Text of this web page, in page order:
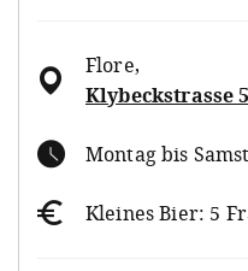
Flore,
Klybeckstrasse
Montag bis
Kleines Bier: 5